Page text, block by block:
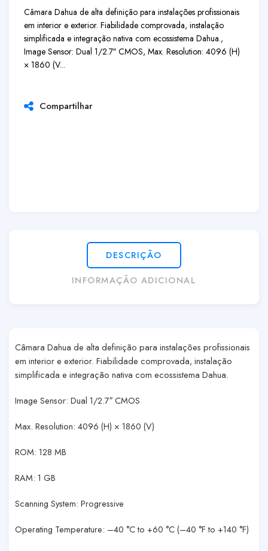
Câmara Dahua de alta definição para instalações profissionais
em interior e exterior. Fiabilidade comprovada, instalação
simplificada e integração nativa com ecossistema Dahua.,
Image Sensor: Dual 1/2.7″ CMOS, Max. Resolution: 4096 (H)
× 1860 (V...
Compartilhar
DESCRIÇÃO
INFORMAÇÃO ADICIONAL
Câmara Dahua de alta definição para instalações profissionais
em interior e exterior. Fiabilidade comprovada, instalação
simplificada e integração nativa com ecossistema Dahua.
Image Sensor: Dual 1/2.7″ CMOS
Max. Resolution: 4096 (H) × 1860 (V)
ROM: 128 MB
RAM: 1 GB
Scanning System: Progressive
Operating Temperature: –40 °C to +60 °C (–40 °F to +140 °F)